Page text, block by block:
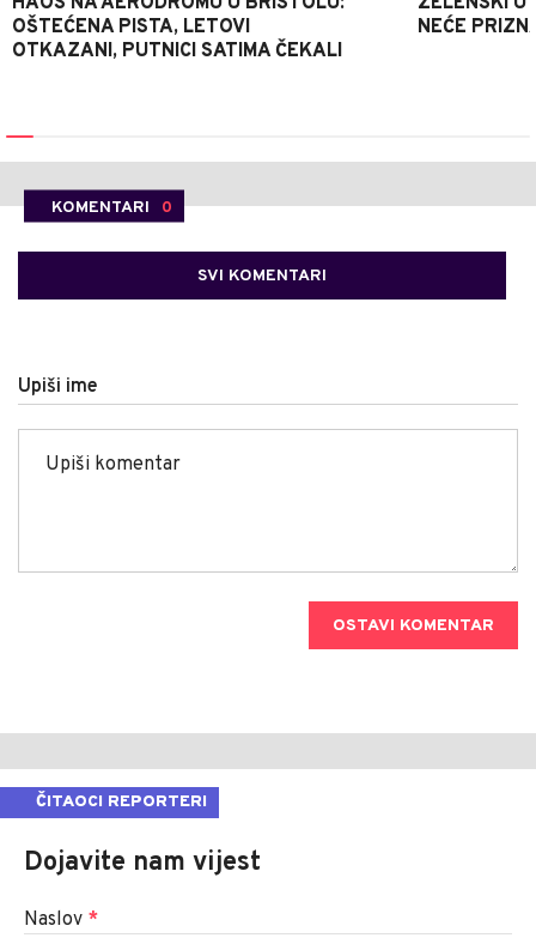
OŠTEĆENA PISTA, LETOVI
OTKAZANI, PUTNICI SATIMA ČEKALI
NEĆE
KOMENTARI 0
SVI KOMENTARI
Upiši ime
OSTAVI KOMENTAR
ČITAOCI REPORTERI
Dojavite nam vijest
Naslov *